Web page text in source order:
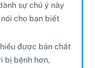
sự chú ý này
cho bạn biết
được bản chất
bị bệnh hơn,